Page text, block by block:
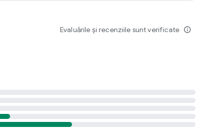
Evaluările și recenziile sunt verificate info_outline